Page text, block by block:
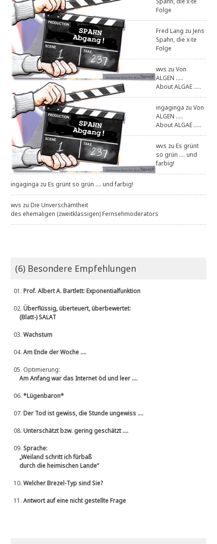
Folge
Fred Lang zuJens
Spahn, die x-te
Folge
wvs zuVon
ALGEN .....
About ALGAE .....
ingaginga zuVon
ALGEN .....
About ALGAE .....
wvs zuEs grünt
so grün .... und
farbig!
ingaginga zuEs grünt so grün .... und farbig!
wvs zuDie Unverschämtheit
des ehemaligen (zweitklassigen) Fernsehmoderators
(6) Besondere Empfehlungen
01.Prof. Albert A. Bartlett: Exponentialfunktion
02.Überflüssig, überteuert, überbewertet:
(Blatt-) SALAT
03.Wachstum
04.Am Ende der Woche ....
05. Optimierung:
Am Anfang war das Internet öd und leer ....
06.*Lügenbaron*
07.Der Tod ist gewiss, die Stunde ungewiss ....
08.Unterschätzt bzw. gering geschätzt ....
09.Sprache:
„Weiland schritt ich fürbaß
durch die heimischen Lande“
10.Welcher Brezel-Typ sind Sie?
11.Antwort auf eine nicht gestellte Frage